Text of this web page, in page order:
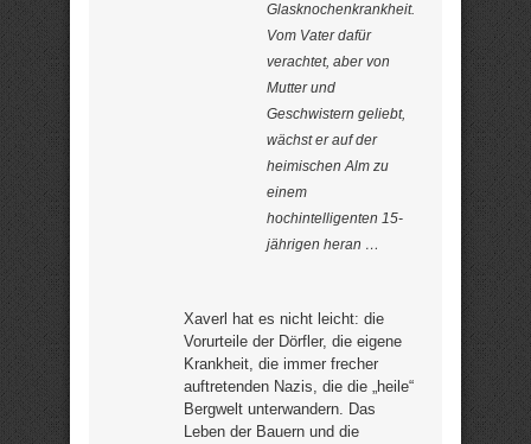
Glasknochenkrankheit.
Vom Vater dafür
verachtet, aber von
Mutter und
Geschwistern geliebt,
wächst er auf der
heimischen Alm zu
einem
hochintelligenten 15-
jährigen heran …
Xaverl hat es nicht leicht: die
Vorurteile der Dörfler, die eigene
Krankheit, die immer frecher
auftretenden Nazis, die die „heile“
Bergwelt unterwandern. Das
Leben der Bauern und die